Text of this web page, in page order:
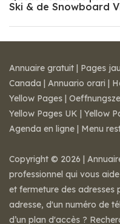
Ski & de Snowboard
Annuaire gratuit | Pages
Canada | Annuario orari |
Yellow Pages |
Yellow Pages UK | Yellow
Agenda en ligne | Menu
Copyright © 2026 |
professionnel qui vous
et fermeture des adresses
adresse, d'un numéro de
d’un plan d'accès ?